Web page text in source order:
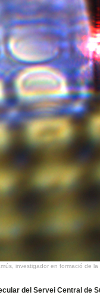
investigador en formació de
del Servei Central